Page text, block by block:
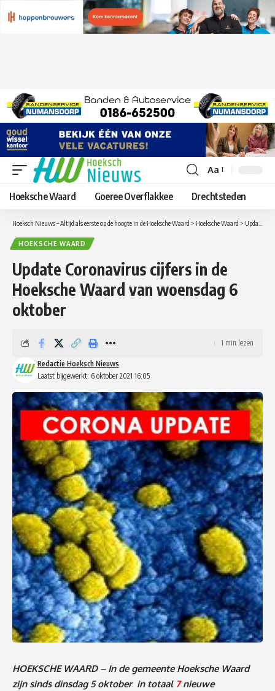
Lettergrootte
aanpassen
Aa
Hoeksche Waard Goeree Overflakkee Drechtsteden
Hoeksch Nieuws – Altijd als eerste op de hoogte in de Hoeksche Waard > Hoeksche Waard > Update Coronavirus cijfers in de Hoeksche Waard van woensdag 6 oktober
HOEKSCHE WAARD
Update Coronavirus cijfers in de
Hoeksche Waard van woensdag 6
oktober
Laatst bijgewerkt: 6 oktober 2021 16:05
Redactie Hoeksch Nieuws
1 min lezen
HOEKSCHE WAARD – In de gemeente Hoeksche Waard
zijn sinds dinsdag 5 oktober in totaal 7 nieuwe